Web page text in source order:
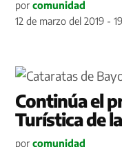
por comunidad
12 de marzo del 2019 -
Continúa el
Turística de
por comunidad